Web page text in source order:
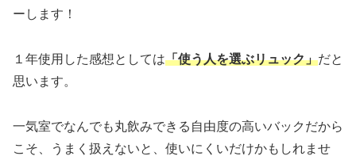
ーします！
１年使用した感想としては「使う人を選ぶリュック」だと
思います。
一気室でなんでも丸飲みできる自由度の高いバックだから
こそ、うまく扱えないと、使いにくいだけかもしれませ